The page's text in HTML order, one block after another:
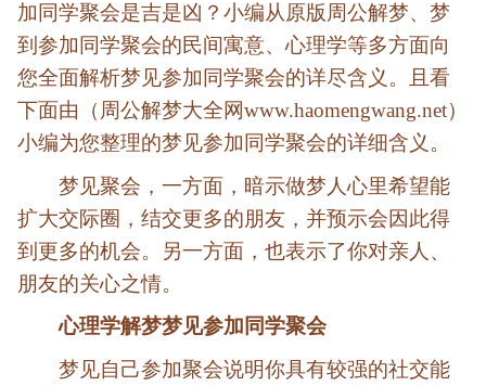
加同学聚会是吉是凶？小编从原版周公解梦、梦
到参加同学聚会的民间寓意、心理学等多方面向
您全面解析梦见参加同学聚会的详尽含义。且看
下面由（周公解梦大全网www.haomengwang.net）
小编为您整理的梦见参加同学聚会的详细含义。
梦见聚会，一方面，暗示做梦人心里希望能
扩大交际圈，结交更多的朋友，并预示会因此得
到更多的机会。另一方面，也表示了你对亲人、
朋友的关心之情。
心理学解梦梦见参加同学聚会
梦见自己参加聚会说明你具有较强的社交能